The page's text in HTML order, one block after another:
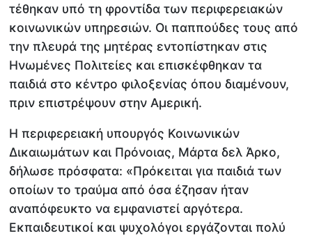
τέθηκαν υπό τη φροντίδα των περιφερειακών
κοινωνικών υπηρεσιών. Οι παππούδες τους από
την πλευρά της μητέρας εντοπίστηκαν στις
Ηνωμένες Πολιτείες και επισκέφθηκαν τα
παιδιά στο κέντρο φιλοξενίας όπου διαμένουν,
πριν επιστρέψουν στην Αμερική.
Η περιφερειακή υπουργός Κοινωνικών
Δικαιωμάτων και Πρόνοιας, Μάρτα δελ Άρκο,
δήλωσε πρόσφατα: «Πρόκειται για παιδιά των
οποίων το τραύμα από όσα έζησαν ήταν
αναπόφευκτο να εμφανιστεί αργότερα.
Εκπαιδευτικοί και ψυχολόγοι εργάζονται πολύ